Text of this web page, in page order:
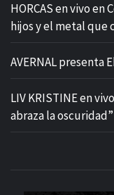
HORCAS en vivo en
hijos y el metal que
AVERNAL presenta
LIV KRISTINE en
abraza la oscuridad”